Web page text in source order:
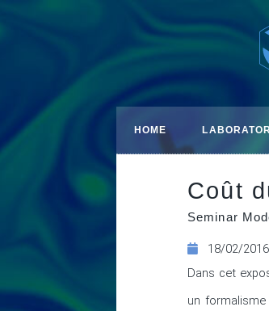
HOME
Coût
Seminar
18/02/
Dans cet
un